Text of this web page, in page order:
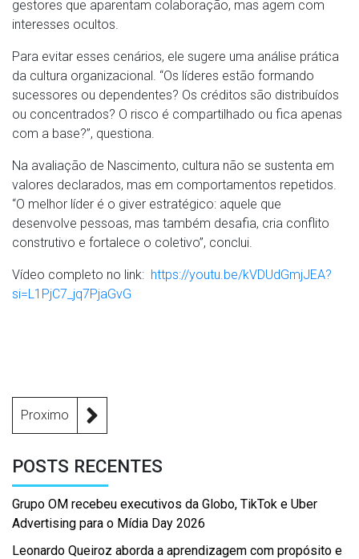
gestores que aparentam colaboração, mas agem com
interesses ocultos.
Para evitar esses cenários, ele sugere uma análise prática
da cultura organizacional. “Os líderes estão formando
sucessores ou dependentes? Os créditos são distribuídos
ou concentrados? O risco é compartilhado ou fica apenas
com a base?”, questiona.
Na avaliação de Nascimento, cultura não se sustenta em
valores declarados, mas em comportamentos repetidos.
“O melhor líder é o giver estratégico: aquele que
desenvolve pessoas, mas também desafia, cria conflito
construtivo e fortalece o coletivo”, conclui.
Vídeo completo no link: https://youtu.be/kVDUdGmjJEA?
si=L1PjC7_jq7PjaGvG
Proximo
POSTS RECENTES
Grupo OM recebeu executivos da Globo, TikTok e Uber
Advertising para o Mídia Day 2026
Leonardo Queiroz aborda a aprendizagem com propósito e